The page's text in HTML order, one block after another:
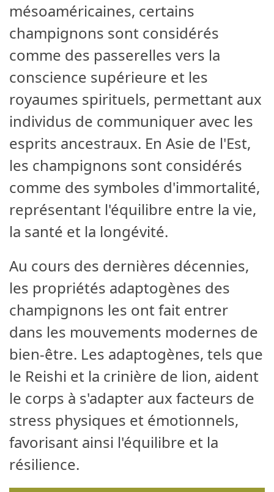
mésoaméricaines, certains
champignons sont considérés
comme des passerelles vers la
conscience supérieure et les
royaumes spirituels, permettant aux
individus de communiquer avec les
esprits ancestraux. En Asie de l'Est,
les champignons sont considérés
comme des symboles d'immortalité,
représentant l'équilibre entre la vie,
la santé et la longévité.
Au cours des dernières décennies,
les propriétés adaptogènes des
champignons les ont fait entrer
dans les mouvements modernes de
bien-être. Les adaptogènes, tels que
le Reishi et la crinière de lion, aident
le corps à s'adapter aux facteurs de
stress physiques et émotionnels,
favorisant ainsi l'équilibre et la
résilience.